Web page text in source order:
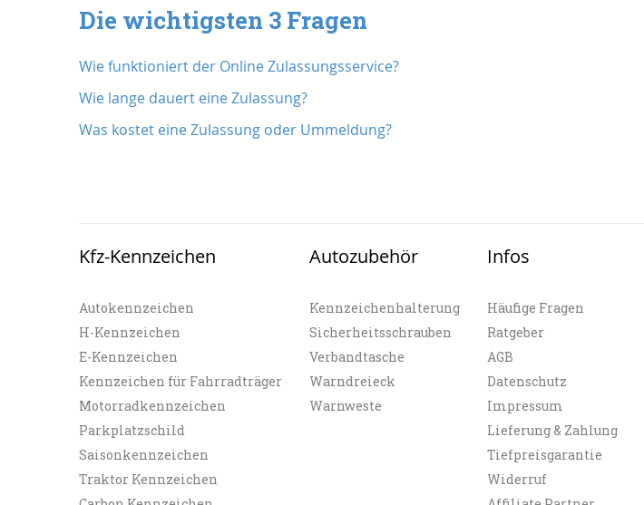
Die wichtigsten 3 Fragen
Wie funktioniert der Online Zulassungsservice?
Wie lange dauert eine Zulassung?
Was kostet eine Zulassung oder Ummeldung?
Kfz-Kennzeichen
Autokennzeichen
H-Kennzeichen
E-Kennzeichen
Kennzeichen für Fahrradträger
Motorradkennzeichen
Parkplatzschild
Saisonkennzeichen
Traktor Kennzeichen
Autozubehör
Kennzeichenhalterung
Sicherheitsschrauben
Verbandtasche
Warndreieck
Warnweste
Infos
Häufige Fragen
Ratgeber
AGB
Datenschutz
Impressum
Lieferung & Zahlung
Tiefpreisgarantie
Widerruf